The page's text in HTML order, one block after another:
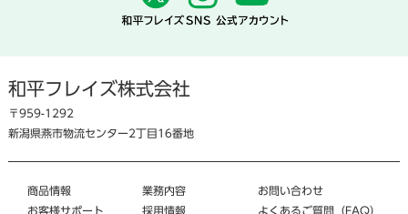
和平フレイズ株式会社
〒959-1292
新潟県燕市物流センター2丁目16番地
商品情報
お客様サポート
業務内容
採用情報
お問い合わせ
よくあるご質問（FAQ）